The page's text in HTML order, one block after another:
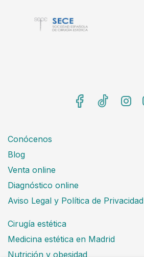
Conócenos
Blog
Venta online
Diagnóstico online
Aviso Legal y Política de Privacidad
Cirugía estética
Medicina estética en Madrid
Nutrición y obesidad